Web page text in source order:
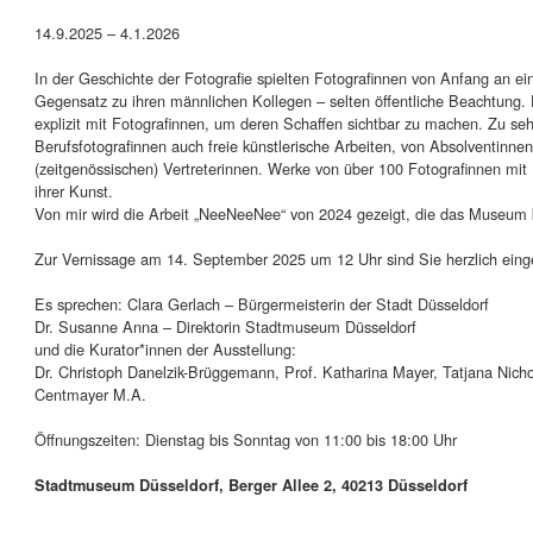
14.9.2025 – 4.1.2026
In der Geschichte der Fotografie spielten Fotografinnen von Anfang an
Gegensatz zu ihren männlichen Kollegen – selten öffentliche
explizit mit Fotografinnen, um deren Schaffen sichtbar zu machen. Zu
Berufsfotografinnen auch freie künstlerische Arbeiten, von
(zeitgenössischen) Vertreterinnen. Werke von über 100 Fotografinnen
ihrer Kunst.
Von mir wird die Arbeit „NeeNeeNee“ von 2024 gezeigt, die das
Zur Vernissage am 14. September 2025 um 12 Uhr sind Sie herzlich
Es sprechen: Clara Gerlach – Bürgermeisterin der Stadt Düsseldorf
Dr. Susanne Anna – Direktorin Stadtmuseum Düsseldorf
und die Kurator*innen der Ausstellung:
Dr. Christoph Danelzik-Brüggemann, Prof. Katharina Mayer, Tatjana
Centmayer M.A.
Öffnungszeiten: Dienstag bis Sonntag von 11:00 bis 18:00 Uhr
Stadtmuseum Düsseldorf, Berger Allee 2, 40213 Düsseldorf